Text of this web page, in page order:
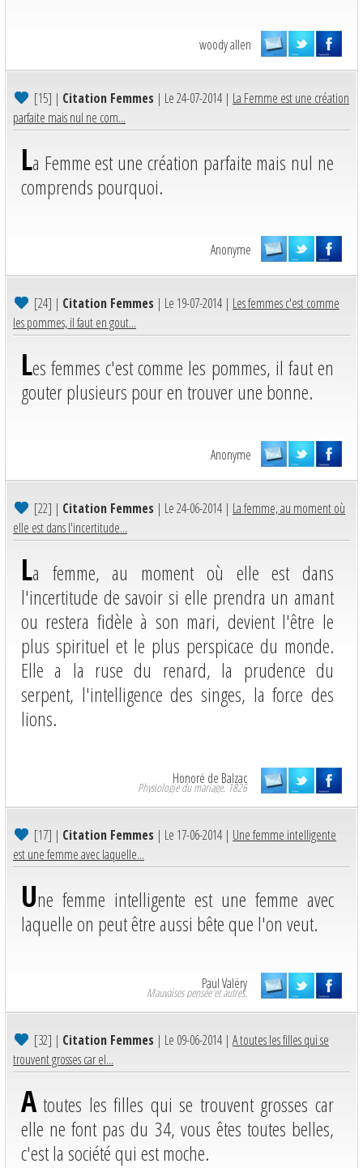
woody allen
[15] | Citation Femmes | Le 24-07-2014 | La Femme est une création
parfaite mais nul ne com...
La Femme est une création parfaite mais nul ne
comprends pourquoi.
Anonyme
[24] | Citation Femmes | Le 19-07-2014 | Les femmes c'est comme
les pommes, il faut en gout...
Les femmes c'est comme les pommes, il faut en
gouter plusieurs pour en trouver une bonne.
Anonyme
[22] | Citation Femmes | Le 24-06-2014 | La femme, au moment où
elle est dans l'incertitude...
La femme, au moment où elle est dans
l'incertitude de savoir si elle prendra un amant
ou restera fidèle à son mari, devient l'être le
plus spirituel et le plus perspicace du monde.
Elle a la ruse du renard, la prudence du
serpent, l'intelligence des singes, la force des
lions.
Honoré de Balzac
Physiologie du mariage. 1826
[17] | Citation Femmes | Le 17-06-2014 | Une femme intelligente
est une femme avec laquelle...
Une femme intelligente est une femme avec
laquelle on peut être aussi bête que l'on veut.
Paul Valéry
Mauvaises pensée et autres.
[32] | Citation Femmes | Le 09-06-2014 | A toutes les filles qui se
trouvent grosses car el...
Atoutes les filles qui se trouvent grosses car
elle ne font pas du 34, vous êtes toutes belles,
c'est la société qui est moche.